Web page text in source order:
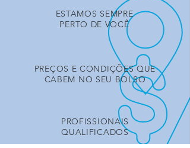
ESTAMOS SEMPRE
PERTO DE VOCÊ
PREÇOS E CONDIÇÕES QUE
CABEM NO SEU BOLSO
PROFISSIONAIS
QUALIFICADOS